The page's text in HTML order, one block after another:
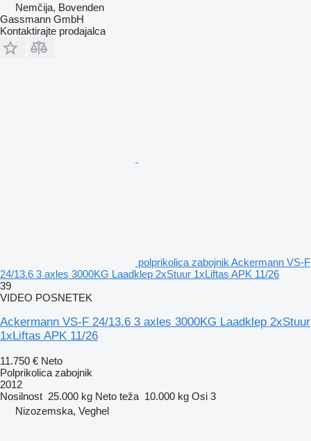
Nemčija, Bovenden
Gassmann GmbH
Kontaktirajte prodajalca
polprikolica zabojnik Ackermann VS-F
24/13.6 3 axles 3000KG Laadklep 2xStuur 1xLiftas APK 11/26
39
VIDEO POSNETEK
Ackermann VS-F 24/13.6 3 axles 3000KG Laadklep 2xStuur
1xLiftas APK 11/26
11.750 € Neto
Polprikolica zabojnik
2012
Nosilnost 25.000 kg Neto teža 10.000 kg Osi 3
Nizozemska, Veghel